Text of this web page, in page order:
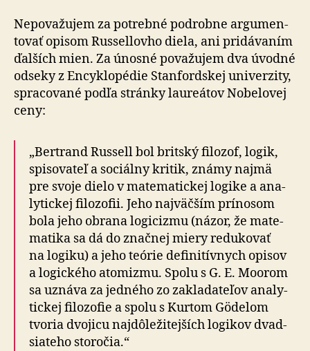
Nepovažujem za potrebné pod­robne argu­men­
to­vať opisom Russellovho diela, ani pri­dá­vaním
ďalších mien. Za únosné po­va­žujem dva úvodné
odseky z En­cyklo­pédie Stan­fordskej uni­ver­zity,
spra­co­vané podľa stránky laureátov No­be­lovej
ceny:
„Bertrand Russell bol britský filozof, logik,
spi­so­va­teľ a so­ciálny kritik, známy najmä
pre svoje dielo v ma­te­ma­tickej logike a ana­
ly­tickej filo­zofii. Jeho naj­väčším prínosom
bola jeho obrana logicizmu (názor, že ma­te­
ma­tika sa dá do značnej miery re­du­ko­vať
na lo­giku) a jeho teórie de­fi­ni­tív­nych opisov
a lo­gic­kého ato­mizmu. Spolu s G. E. Moorom
sa uznáva za jed­ného zo za­kla­da­teľov ana­ly­
tickej filo­zofie a spolu s Kurtom Gödelom
tvoria dvojicu naj­dô­le­ži­tejších logikov dvad­
sia­teho sto­ročia.“